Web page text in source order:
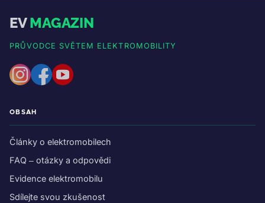
EVMAGAZIN
PRŮVODCE SVĚTEM ELEKTROMOBILITY
OBSAH
Články o elektromobilech
FAQ – otázky a odpovědi
Evidence elektromobilu
Sdílejte svou zkušenost